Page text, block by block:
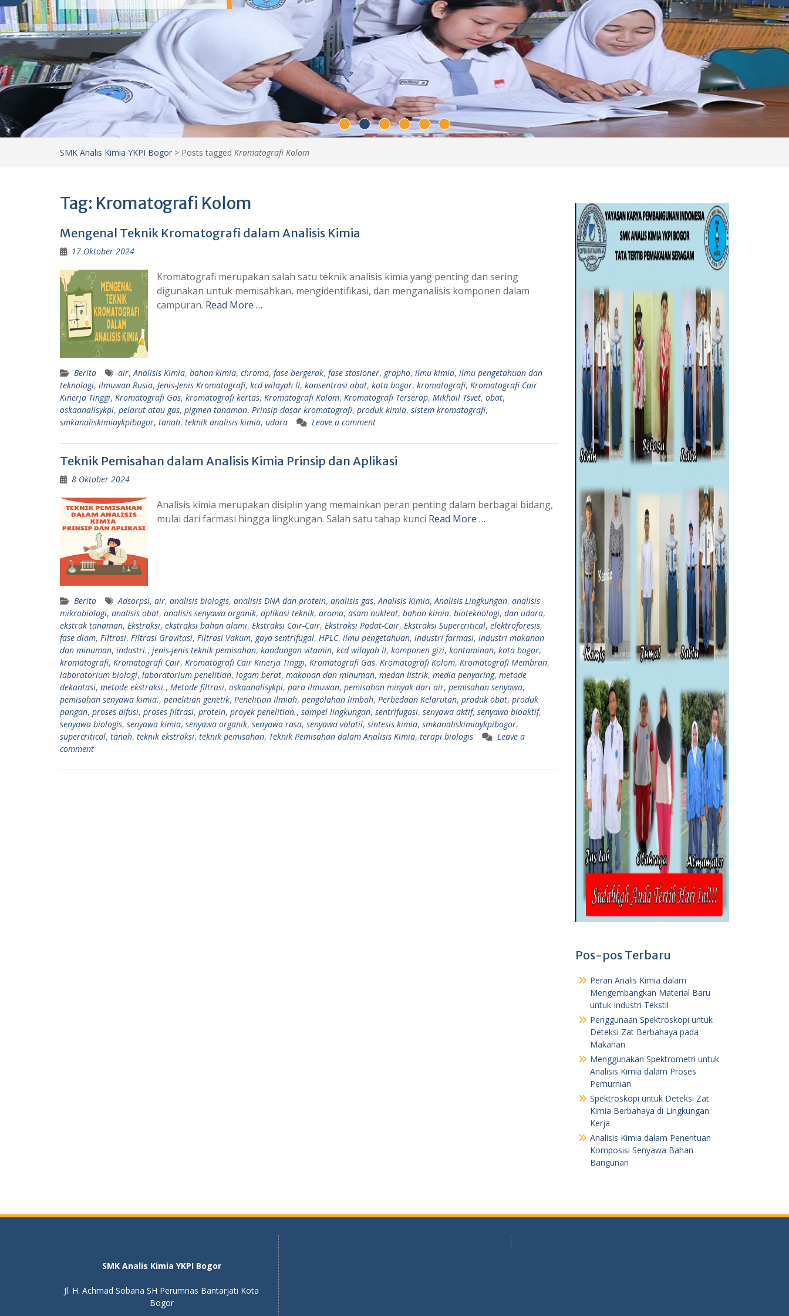
SMK Analis Kimia YKPI Bogor > Posts tagged Kromatografi Kolom
Tag: Kromatografi Kolom
Mengenal Teknik Kromatografi dalam Analisis Kimia
17 Oktober 2024
Kromatografi merupakan salah satu teknik analisis kimia yang penting dan sering
digunakan untuk memisahkan, mengidentifikasi, dan menganalisis komponen dalam
campuran. Read More …
Berita air, Analisis Kimia, bahan kimia, chroma, fase bergerak, fase stasioner, grapho, ilmu kimia, ilmu pengetahuan dan
teknologi, ilmuwan Rusia, Jenis-Jenis Kromatografi, kcd wilayah II, konsentrasi obat, kota bogor, kromatografi, Kromatografi Cair
Kinerja Tinggi, Kromatografi Gas, kromatografi kertas, Kromatografi Kolom, Kromatografi Terserap, Mikhail Tsvet, obat,
oskaanalisykpi, pelarut atau gas, pigmen tanaman, Prinsip dasar kromatografi, produk kimia, sistem kromatografi,
smkanaliskimiaykpibogor, tanah, teknik analisis kimia, udara Leave a comment
Teknik Pemisahan dalam Analisis Kimia Prinsip dan Aplikasi
8 Oktober 2024
Analisis kimia merupakan disiplin yang memainkan peran penting dalam berbagai bidang,
mulai dari farmasi hingga lingkungan. Salah satu tahap kunci Read More …
Berita Adsorpsi, air, analisis biologis, analisis DNA dan protein, analisis gas, Analisis Kimia, Analisis Lingkungan, analisis
mikrobiologi, analisis obat, analisis senyawa organik, aplikasi teknik, aroma, asam nukleat, bahan kimia, bioteknologi, dan udara,
ekstrak tanaman, Ekstraksi, ekstraksi bahan alami, Ekstraksi Cair-Cair, Ekstraksi Padat-Cair, Ekstraksi Supercritical, elektroforesis,
fase diam, Filtrasi, Filtrasi Gravitasi, Filtrasi Vakum, gaya sentrifugal, HPLC, ilmu pengetahuan, industri farmasi, industri makanan
dan minuman, industri., jenis-jenis teknik pemisahan, kandungan vitamin, kcd wilayah II, komponen gizi, kontaminan, kota bogor,
kromatografi, Kromatografi Cair, Kromatografi Cair Kinerja Tinggi, Kromatografi Gas, Kromatografi Kolom, Kromatografi Membran,
laboratorium biologi, laboratorium penelitian, logam berat, makanan dan minuman, medan listrik, media penyaring, metode
dekantasi, metode ekstraksi., Metode filtrasi, oskaanalisykpi, para ilmuwan, pemisahan minyak dari air, pemisahan senyawa,
pemisahan senyawa kimia., penelitian genetik, Penelitian Ilmiah, pengolahan limbah, Perbedaan Kelarutan, produk obat, produk
pangan, proses difusi, proses filtrasi, protein, proyek penelitian., sampel lingkungan, sentrifugasi, senyawa aktif, senyawa bioaktif,
senyawa biologis, senyawa kimia, senyawa organik, senyawa rasa, senyawa volatil, sintesis kimia, smkanaliskimiaykpibogor,
supercritical, tanah, teknik ekstraksi, teknik pemisahan, Teknik Pemisahan dalam Analisis Kimia, terapi biologis
Leave a
comment
Pos-pos Terbaru
Peran Analis Kimia dalam
Mengembangkan Material Baru
untuk Industri Tekstil
Penggunaan Spektroskopi untuk
Deteksi Zat Berbahaya pada
Makanan
Menggunakan Spektrometri untuk
Analisis Kimia dalam Proses
Pemurnian
Spektroskopi untuk Deteksi Zat
Kimia Berbahaya di Lingkungan
Kerja
Analisis Kimia dalam Penentuan
Komposisi Senyawa Bahan
Bangunan
SMK Analis Kimia YKPI Bogor
Jl. H. Achmad Sobana SH Perumnas Bantarjati Kota
Bogor